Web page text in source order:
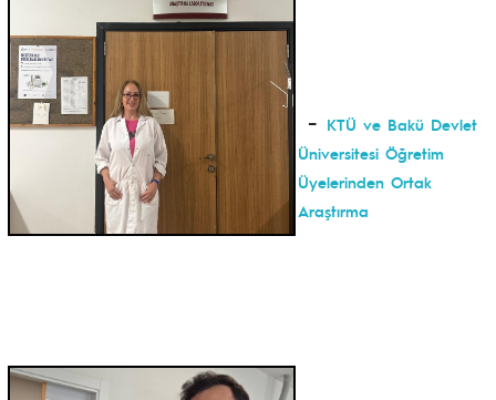
- KTÜ ve Bakü Devlet
Üniversitesi Öğretim
Üyelerinden Ortak
Araştırma